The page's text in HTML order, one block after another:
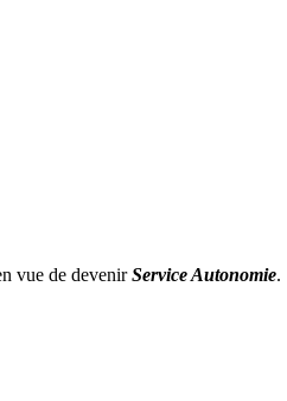
vue de devenirService Autonomie.